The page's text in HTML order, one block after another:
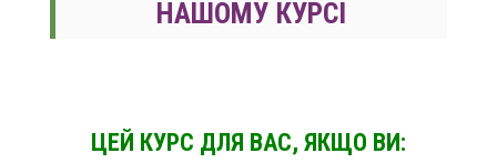
НАШОМУ КУРСІ
ЦЕЙ КУРС ДЛЯ ВАС, ЯКЩО ВИ: